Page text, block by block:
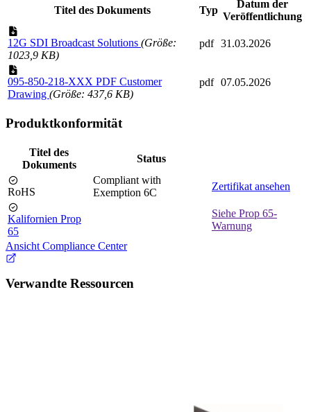
Titel des Dokuments Typ
Datum der
Veröffentlichung
12G SDI Broadcast Solutions (Größe:
1023,9 KB)
pdf 31.03.2026
095-850-218-XXX PDF Customer
Drawing (Größe: 437,6 KB)
pdf 07.05.2026
Produktkonformität
Titel des
Dokuments
Status
RoHS
Compliant with
Exemption 6C
Zertifikat ansehen
Kalifornien Prop
65
Siehe Prop 65-
Warnung
Ansicht Compliance Center
Verwandte Ressourcen